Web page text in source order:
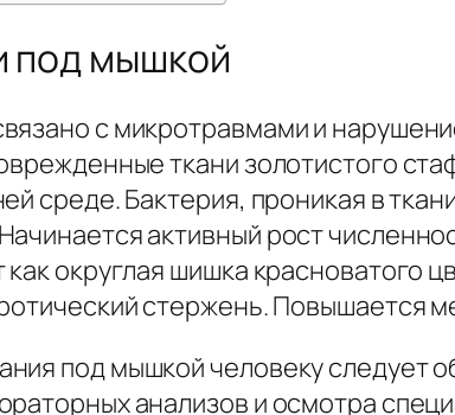
под мышкой
с микротравмами и
ткани золотистого
среде. Бактерия, проникая в
активный рост
округлая шишка красноватого
стержень. Повышается
под мышкой человеку следует
анализов и осмотра